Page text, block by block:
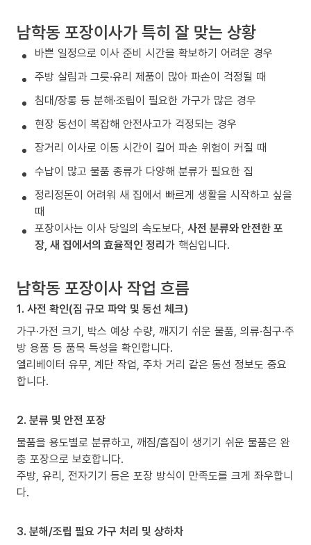
남학동 포장이사가 특히 잘 맞는 상황
바쁜 일정으로 이사 준비 시간을 확보하기 어려운 경우
주방 살림과 그릇·유리 제품이 많아 파손이 걱정될 때
침대/장롱 등 분해·조립이 필요한 가구가 많은 경우
현장 동선이 복잡해 안전사고가 걱정되는 경우
장거리 이사로 이동 시간이 길어 파손 위험이 커질 때
수납이 많고 물품 종류가 다양해 분류가 필요한 집
정리정돈이 어려워 새 집에서 빠르게 생활을 시작하고 싶을
때
포장이사는 이사 당일의 속도보다, 사전 분류와 안전한 포
장, 새 집에서의 효율적인 정리가 핵심입니다.
남학동 포장이사 작업 흐름
1. 사전 확인(짐 규모 파악 및 동선 체크)
가구·가전 크기, 박스 예상 수량, 깨지기 쉬운 물품, 의류·침구·주
방 용품 등 품목 특성을 확인합니다.
엘리베이터 유무, 계단 작업, 주차 거리 같은 동선 정보도 중요
합니다.
2. 분류 및 안전 포장
물품을 용도별로 분류하고, 깨짐/흠집이 생기기 쉬운 물품은 완
충 포장으로 보호합니다.
주방, 유리, 전자기기 등은 포장 방식이 만족도를 크게 좌우합니
다.
3. 분해/조립 필요 가구 처리 및 상하차